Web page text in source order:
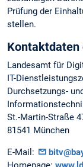
Prüfung der
stellen.
Kontaktdaten
Landesamt für
IT-
Durchsetzungs-
St.-Martin-Straße
81541 München
E-Mail: